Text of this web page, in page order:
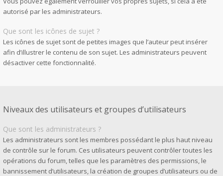
autorisé par les administrateurs.
Que sont les icônes de sujet ?
Les icônes de sujet sont de petites images que l’auteur peut insérer
afin d’illustrer le contenu de son sujet. Les administrateurs peuvent
désactiver cette fonctionnalité.
Niveaux des utilisateurs et groupes d’utilisateurs
Que sont les administrateurs ?
Les administrateurs sont les membres possédant le plus haut niveau
de contrôle sur le forum. Ces utilisateurs peuvent contrôler toutes les
opérations du forum, telles que les paramètres des permissions, le
bannissement d’utilisateurs, la création de groupes d’utilisateurs ou de